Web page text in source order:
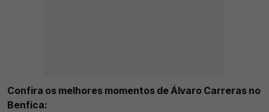
Confira os melhores momentos de Álvaro Carreras no
Benfica: